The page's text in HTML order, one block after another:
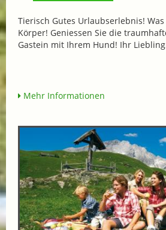
Tierisch Gutes Urlaubserlebnis!
Körper! Geniessen Sie die
Gastein mit Ihrem Hund! Ihr
Mehr Informationen